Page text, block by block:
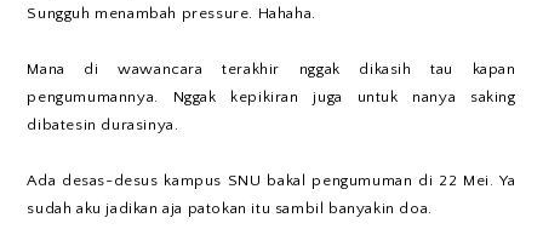
Sungguh menambah pressure. Hahaha.
Mana di wawancara terakhir nggak dikasih tau kapan
pengumumannya. Nggak kepikiran juga untuk nanya saking
dibatesin durasinya.
Ada desas-desus kampus SNU bakal pengumuman di 22 Mei. Ya
sudah aku jadikan aja patokan itu sambil banyakin doa.